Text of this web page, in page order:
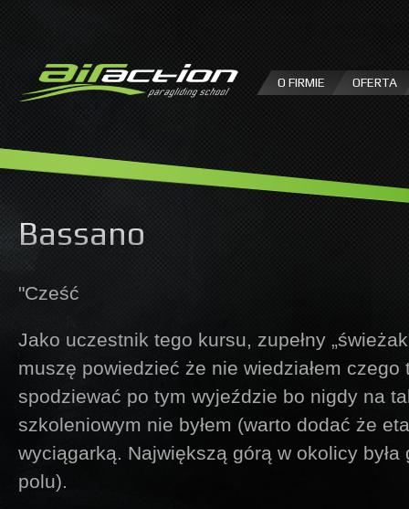
O FIRMIE OFERTA
Bassano
"Cześć
Jako uczestnik tego kursu, zupełny
muszę powiedzieć że nie wiedziałem czego
spodziewać po tym wyjeździe bo nigdy na
szkoleniowym nie byłem (warto dodać że
wyciągarką. Największą górą w okolicy
polu).